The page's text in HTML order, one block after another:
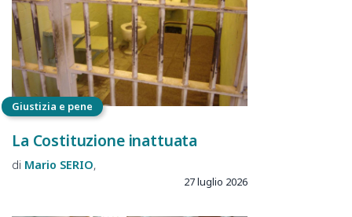
Giustizia e pene
La Costituzione inattuata
Mario SERIO
27 luglio 2026